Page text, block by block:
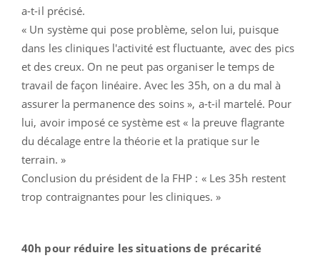
a-t-il précisé.
« Un système qui pose problème, selon lui, puisque
dans les cliniques l'activité est fluctuante, avec des pics
et des creux. On ne peut pas organiser le temps de
travail de façon linéaire. Avec les 35h, on a du mal à
assurer la permanence des soins », a-t-il martelé. Pour
lui, avoir imposé ce système est « la preuve flagrante
du décalage entre la théorie et la pratique sur le
terrain. »
Conclusion du président de la FHP : « Les 35h restent
trop contraignantes pour les cliniques. »
40h pour réduire les situations de précarité